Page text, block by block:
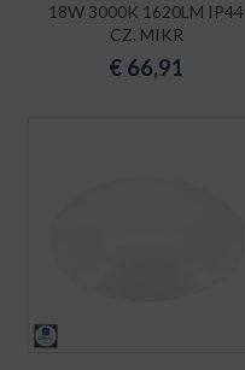
18W 3000K 1620LM IP44
CZ. MIKR
€ 66,91